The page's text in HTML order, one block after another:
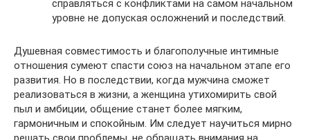
справляться с конфликтами на самом начальном
уровне не допуская осложнений и последствий.
Душевная совместимость и благополучные интимные
отношения сумеют спасти союз на начальном этапе его
развития. Но в последствии, когда мужчина сможет
реализоваться в жизни, а женщина утихомирить свой
пыл и амбиции, общение станет более мягким,
гармоничным и спокойным. Им следует научиться мирно